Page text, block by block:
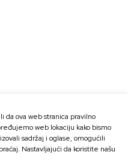
da ova web stranica pravilno
web lokaciju kako bismo
sadržaj i oglase, omogućili
Nastavljajući da koristite našu